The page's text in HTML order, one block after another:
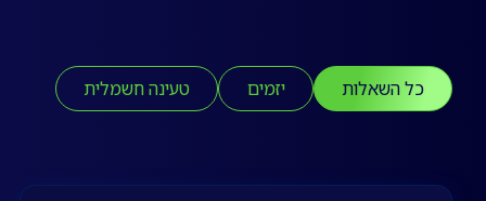
כל השאלות יזמים טעינה חשמלית